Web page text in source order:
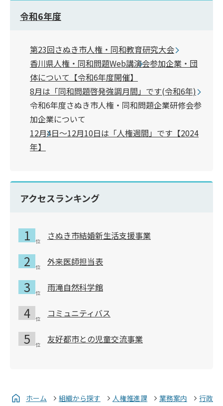
令和6年度
第23回さぬき市人権・同和教育研究大会
香川県人権・同和問題Web講演会参加企業・団
体について【令和6年度開催】
8月は「同和問題啓発強調月間」です(令和6年)
令和6年度さぬき市人権・同和問題企業研修会参
加企業について
12月4日～12月10日は「人権週間」です【2024
年】
アクセスランキング
さぬき市結婚新生活支援事業
外来医師担当表
雨滝自然科学館
コミュニティバス
友好都市との児童交流事業
ホーム 組織から探す 人権推進課 業務案内
行政